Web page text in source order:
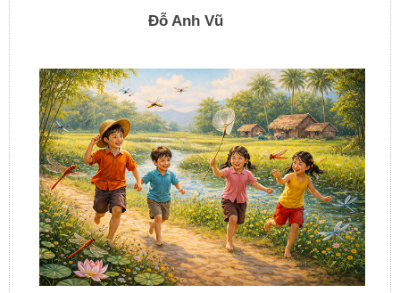
Đỗ Anh Vũ